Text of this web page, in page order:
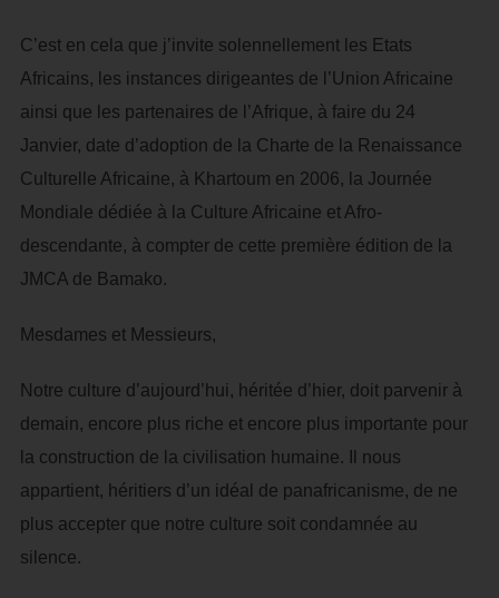
C’est en cela que j’invite solennellement les Etats
Africains, les instances dirigeantes de l’Union Africaine
ainsi que les partenaires de l’Afrique, à faire du 24
Janvier, date d’adoption de la Charte de la Renaissance
Culturelle Africaine, à Khartoum en 2006, la Journée
Mondiale dédiée à la Culture Africaine et Afro-
descendante, à compter de cette première édition de la
JMCA de Bamako.
Mesdames et Messieurs,
Notre culture d’aujourd’hui, héritée d’hier, doit parvenir à
demain, encore plus riche et encore plus importante pour
la construction de la civilisation humaine. Il nous
appartient, héritiers d’un idéal de panafricanisme, de ne
plus accepter que notre culture soit condamnée au
silence.